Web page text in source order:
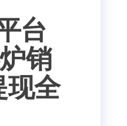
台
销
现全